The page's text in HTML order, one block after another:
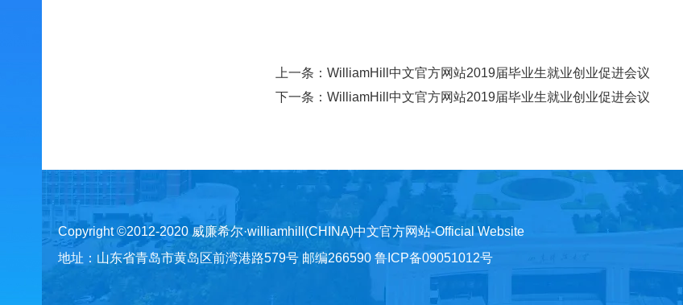
上一条： WilliamHill中文官方网站2019届毕业生就业创业促进会议
下一条： WilliamHill中文官方网站2019届毕业生就业创业促进会议
Copyright ©2012-2020 威廉希尔·williamhill(CHINA)中文官方网站-Official Website
地址：山东省青岛市黄岛区前湾港路579号 邮编266590 鲁ICP备09051012号